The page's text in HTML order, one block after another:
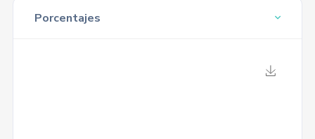
Porcentajes